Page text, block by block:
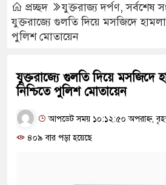
প্রচ্ছদ যুক্তরাজ্য দর্পণ,সর্বশেষ
যুক্তরাজ্যে গুলতি দিয়ে মসজিদে হামলা,
পুলিশ মোতায়েন
যুক্তরাজ্যে গুলতি দিয়ে মসজিদে
নিশ্চিতে পুলিশ মোতায়েন
আপডেট সময় ১০:১২:৫০ অপরাহ্ন,
৪০৯ বার পড়া হয়েছে